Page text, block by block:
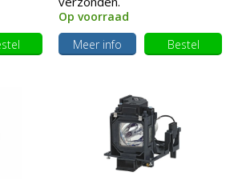
Op voorraad
Meer info
Bestel